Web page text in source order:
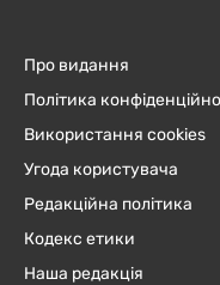
Про видання
Політика
Використання cookies
Угода користувача
Редакційна політика
Кодекс етики
Наша редакція